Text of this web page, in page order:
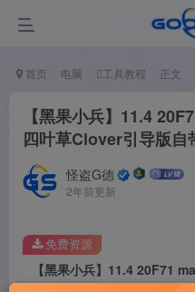
首页 电脑 工具教程 正文
【黑果小兵】11.4
四叶草Clover引导版自
怪盗G德
2年前更新
免费资源